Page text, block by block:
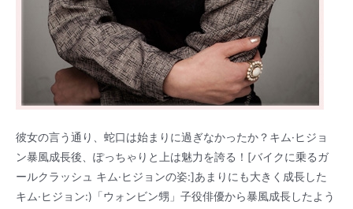
彼女の言う通り、蛇口は始まりに過ぎなかったか？キム·ヒジョ
ン暴風成長後、ぽっちゃりと上は魅力を誇る！[バイクに乗るガ
ールクラッシュ キム·ヒジョンの姿:]あまりにも大きく成長した
キム·ヒジョン:)「ウォンビン甥」子役俳優から暴風成長したよう